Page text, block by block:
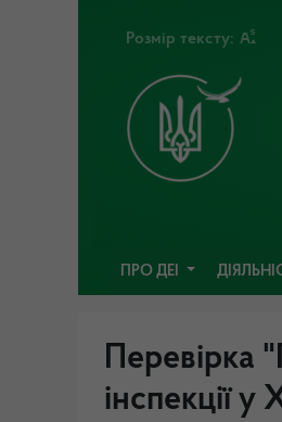
Розмір тексту:
ПРО ДЕІ
Перевірка
інспекції